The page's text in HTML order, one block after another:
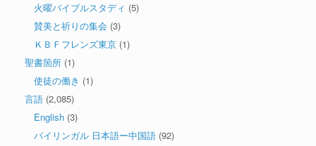
火曜バイブルスタディ (5)
賛美と祈りの集会 (3)
ＫＢＦフレンズ東京 (1)
聖書箇所 (1)
使徒の働き (1)
言語 (2,085)
English (3)
バイリンガル 日本語ー中国語 (92)